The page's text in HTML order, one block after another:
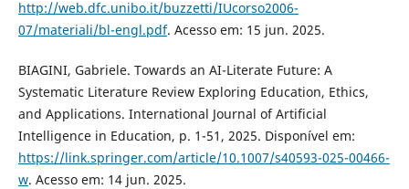
http://web.dfc.unibo.it/buzzetti/IUcorso2006-
07/materiali/bl-engl.pdf. Acesso em: 15 jun. 2025.
BIAGINI, Gabriele. Towards an AI-Literate Future: A
Systematic Literature Review Exploring Education, Ethics,
and Applications. International Journal of Artificial
Intelligence in Education, p. 1-51, 2025. Disponível em:
https://link.springer.com/article/10.1007/s40593-025-00466-
w. Acesso em: 14 jun. 2025.